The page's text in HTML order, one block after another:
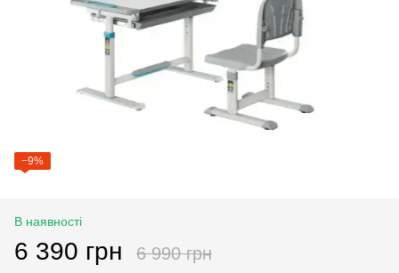
−9%
В наявності
6 390 грн 6 990 грн